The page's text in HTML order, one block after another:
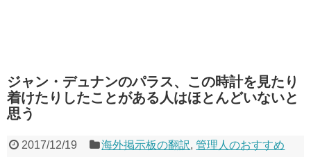
ジャン・デュナンのパラス、この時計を見たり
着けたりしたことがある人はほとんどいないと
思う
2017/12/19 海外掲示板の翻訳,管理人のおすすめ